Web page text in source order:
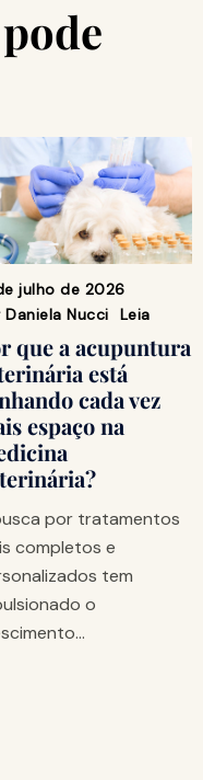
julho de 2026
Daniela Nucci Leia
que a acupuntura
está
cada vez
espaço na
por tratamentos
completos e
tem
o